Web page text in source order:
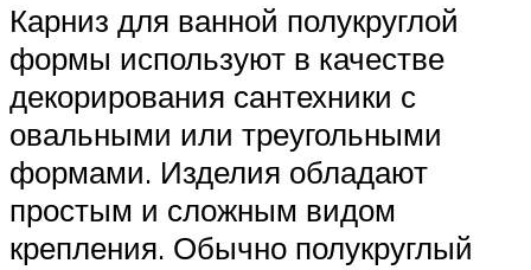
Карниз для ванной полукруглой
формы используют в качестве
декорирования сантехники с
овальными или треугольными
формами. Изделия обладают
простым и сложным видом
крепления. Обычно полукруглый